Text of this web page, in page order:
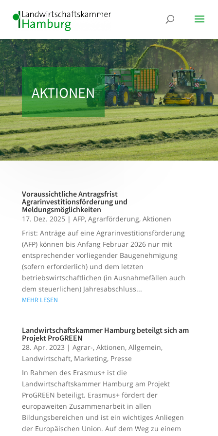
AKTIONEN
Voraussichtliche Antragsfrist
Agrarinvestitionsförderung und
Meldungsmöglichkeiten
17. Dez. 2025 | AFP, Agrarförderung, Aktionen
Frist: Anträge auf eine Agrarinvestitionsförderung
(AFP) können bis Anfang Februar 2026 nur mit
entsprechender vorliegender Baugenehmigung
(sofern erforderlich) und dem letzten
betriebswirtschaftlichen (in Ausnahmefällen auch
dem steuerlichen) Jahresabschluss...
MEHR LESEN
Landwirtschaftskammer Hamburg beteilgt sich am
Projekt ProGREEN
28. Apr. 2023 | Agrar-, Aktionen, Allgemein,
Landwirtschaft, Marketing, Presse
In Rahmen des Erasmus+ ist die
Landwirtschaftskammer Hamburg am Projekt
ProGREEN beteiligt. Erasmus+ fördert der
europaweiten Zusammenarbeit in allen
Bildungsbereichen und ist ein wichtiges Anliegen
der Europäischen Union. Auf dem Weg zu einem